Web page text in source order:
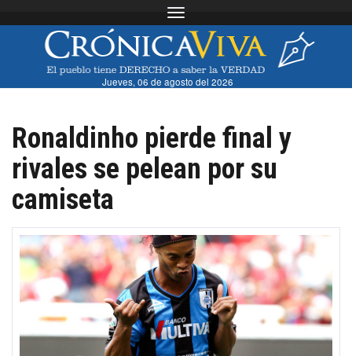
Toggle navigation
Jueves, 06 de agosto del 2026
Ronaldinho pierde final y
rivales se pelean por su
camiseta